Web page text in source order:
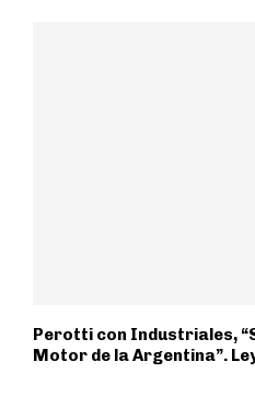
Perotti con Industriales,
Motor de la Argentina”.